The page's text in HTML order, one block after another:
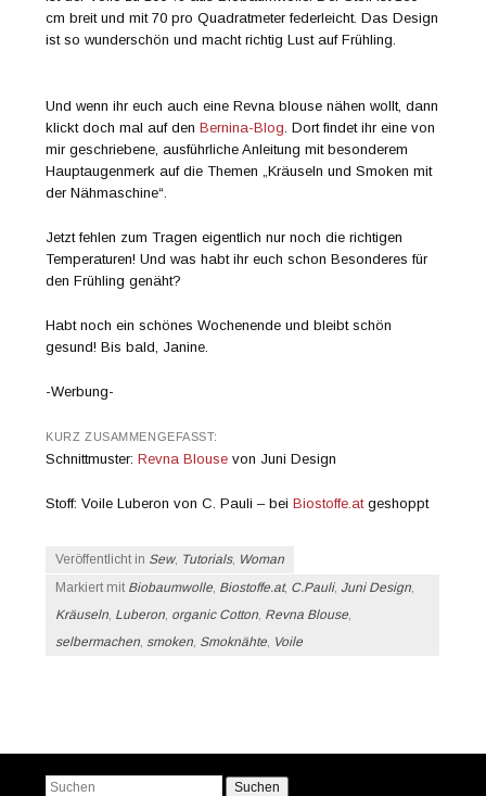
cm breit und mit 70 pro Quadratmeter federleicht. Das Design
ist so wunderschön und macht richtig Lust auf Frühling.
Und wenn ihr euch auch eine Revna blouse nähen wollt, dann
klickt doch mal auf denBernina-Blog. Dort findet ihr eine von
mir geschriebene, ausführliche Anleitung mit besonderem
Hauptaugenmerk auf die Themen „Kräuseln und Smoken mit
der Nähmaschine“.
Jetzt fehlen zum Tragen eigentlich nur noch die richtigen
Temperaturen! Und was habt ihr euch schon Besonderes für
den Frühling genäht?
Habt noch ein schönes Wochenende und bleibt schön
gesund! Bis bald, Janine.
-Werbung-
KURZ ZUSAMMENGEFASST:
Schnittmuster:Revna Blouse von Juni Design
Stoff: Voile Luberon von C. Pauli – beiBiostoffe.atgeshoppt
Veröffentlicht in Sew, Tutorials, Woman
Markiert mit Biobaumwolle Biostoffe.at, C.Pauli,Juni Design
Kräuseln Luberon organic Cotton Revna Blouse
selbermachen smoken Smoknähte Voile
Suchen